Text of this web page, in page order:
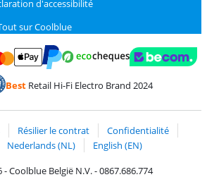
d'accessibilité
sur Coolblue
et Visa via ClickToPay
Payer avec PayPal
BestRetail Hi-Fi Electro Brand 2024
Résilier le contrat
Confidentialité
Nederlands (NL)
English (EN)
Coolblue België N.V. - 0867.686.774